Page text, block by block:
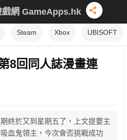
戲網 GameApps.hk
Steam Xbox UBISOFT
8回同人誌漫畫連
終於又到星期五了，上文提要主
血鬼領主，今次會否挑戰成功